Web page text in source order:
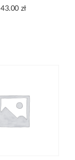
43.00 zł